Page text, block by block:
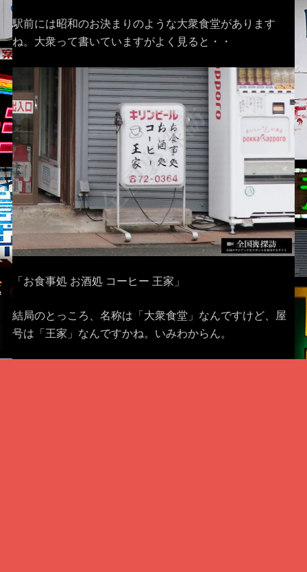
駅前には昭和のお決まりのような大衆食堂があります
ね。大衆って書いていますがよく見ると・・
「お食事処 お酒処 コーヒー 王家」
結局のとっころ、名称は「大衆食堂」なんですけど、屋
号は「王家」なんですかね。いみわからん。